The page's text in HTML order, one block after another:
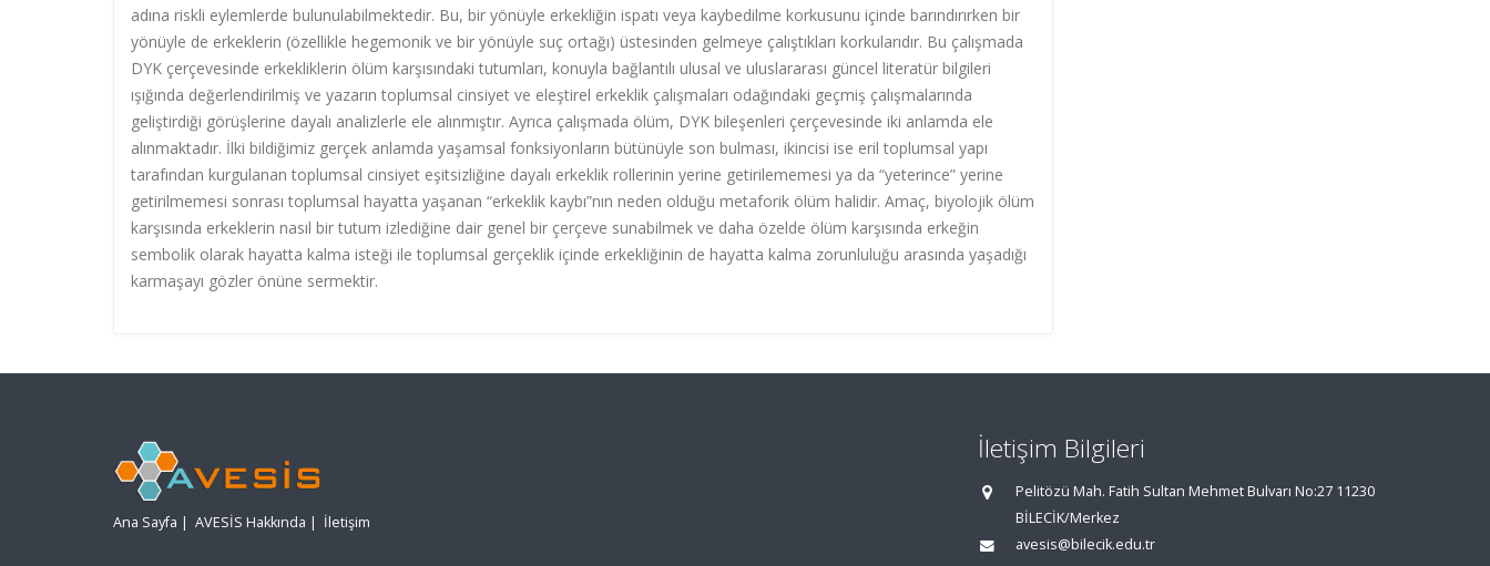
adına riskli eylemlerde bulunulabilmektedir. Bu, bir yönüyle erkekliğin ispatı veya kaybedilme korkusunu içinde barındırırken bir
yönüyle de erkeklerin (özellikle hegemonik ve bir yönüyle suç ortağı) üstesinden gelmeye çalıştıkları korkularıdır. Bu çalışmada
DYK çerçevesinde erkekliklerin ölüm karşısındaki tutumları, konuyla bağlantılı ulusal ve uluslararası güncel literatür bilgileri
ışığında değerlendirilmiş ve yazarın toplumsal cinsiyet ve eleştirel erkeklik çalışmaları odağındaki geçmiş çalışmalarında
geliştirdiği görüşlerine dayalı analizlerle ele alınmıştır. Ayrıca çalışmada ölüm, DYK bileşenleri çerçevesinde iki anlamda ele
alınmaktadır. İlki bildiğimiz gerçek anlamda yaşamsal fonksiyonların bütünüyle son bulması, ikincisi ise eril toplumsal yapı
tarafından kurgulanan toplumsal cinsiyet eşitsizliğine dayalı erkeklik rollerinin yerine getirilememesi ya da “yeterince” yerine
getirilmemesi sonrası toplumsal hayatta yaşanan “erkeklik kaybı”nın neden olduğu metaforik ölüm halidir. Amaç, biyolojik ölüm
karşısında erkeklerin nasıl bir tutum izlediğine dair genel bir çerçeve sunabilmek ve daha özelde ölüm karşısında erkeğin
sembolik olarak hayatta kalma isteği ile toplumsal gerçeklik içinde erkekliğinin de hayatta kalma zorunluluğu arasında yaşadığı
karmaşayı gözler önüne sermektir.
Ana Sayfa | AVESİS Hakkında | İletişim
İletişim Bilgileri
Pelitözü Mah. Fatih Sultan Mehmet Bulvarı No:27 11230
BİLECİK/Merkez
avesis@bilecik.edu.tr